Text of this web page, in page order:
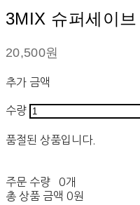
3MIX 슈퍼세이
20,500원
추가 금액
수량
품절된 상품입니다.
주문 수량
0개
총 상품 금액 0원